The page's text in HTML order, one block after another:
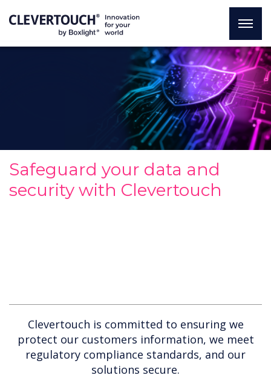
Safeguard your data and
security with Clevertouch
Clevertouch is committed to ensuring we
protect our customers information, we meet
regulatory compliance standards, and our
solutions secure.